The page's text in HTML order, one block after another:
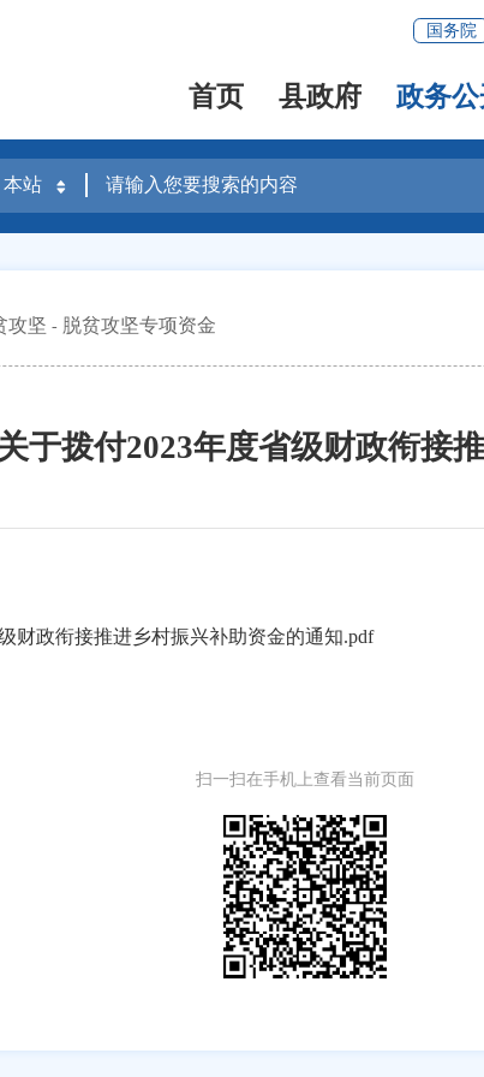
国务院
首页 县政府 政务
攻坚 脱贫攻坚专项资金
于拨付2023年度省级财政衔接
财政衔接推进乡村振兴补助资金的通知.pdf
扫一扫在手机上查看当前页面